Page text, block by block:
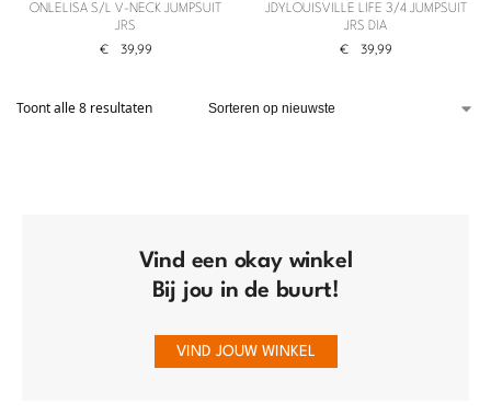
ONLELISA S/L V-NECK JUMPSUIT
JRS
€ 39,99
JDYLOUISVILLE LIFE 3/4 JUMPSUIT
JRS DIA
€ 39,99
Toont alle 8 resultaten
Vind een okay winkel
Bij jou in de buurt!
VIND JOUW WINKEL